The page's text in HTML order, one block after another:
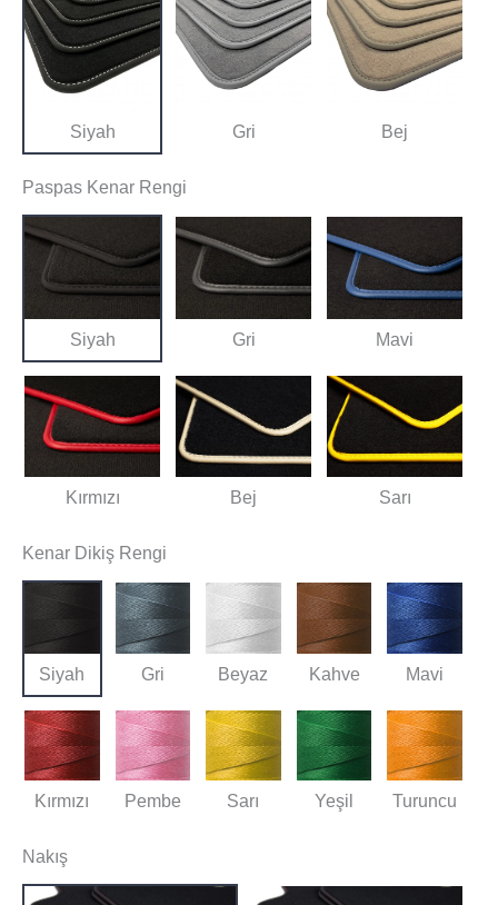
Siyah Gri Bej
Paspas Kenar Rengi
Siyah Gri Mavi
Kırmızı Bej Sarı
Kenar Dikiş Rengi
Siyah Gri Beyaz Kahve Mavi
Kırmızı Pembe Sarı Yeşil Turuncu
Nakış